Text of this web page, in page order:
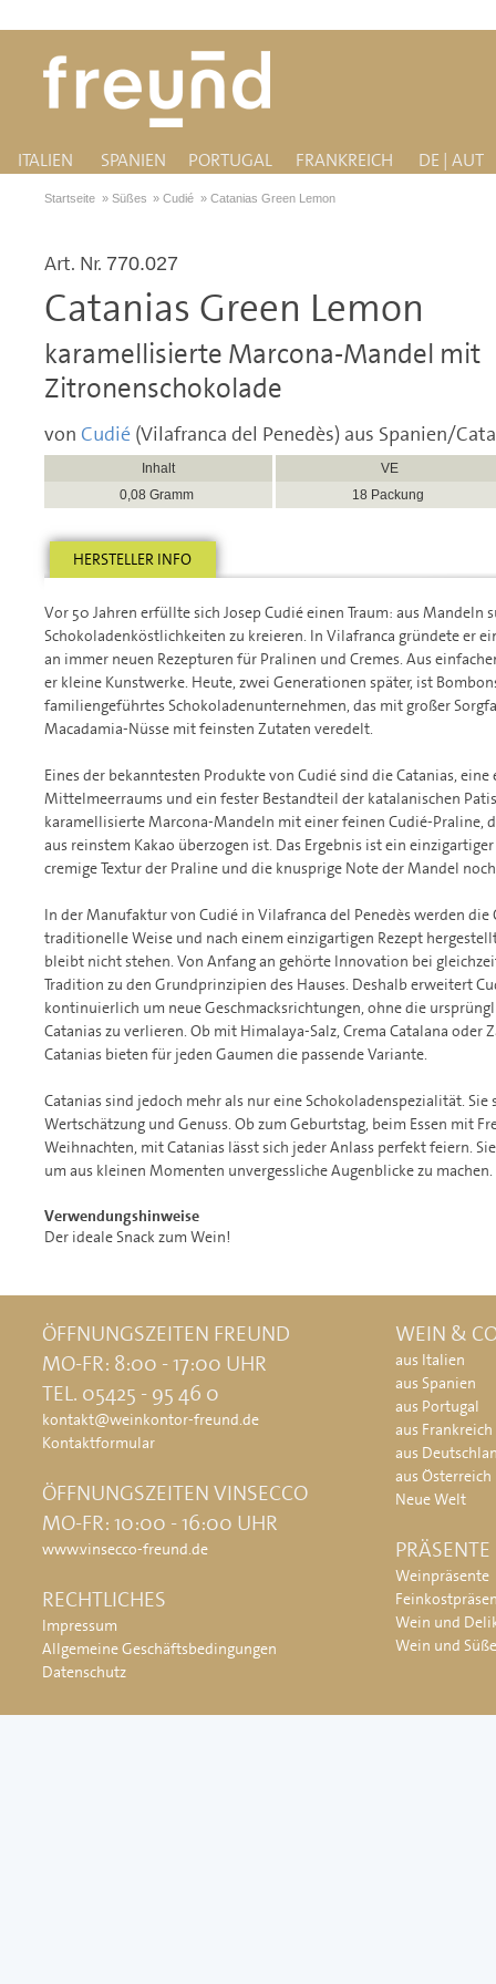
ITALIEN SPANIEN PORTUGAL FRANKREICH DE | AUT
Startseite » Süßes »Cudié »Catanias Green Lemon
Art. Nr. 770.027
Catanias Green Lemon
karamellisierte Marcona-Mandel mit
Zitronenschokolade
von Cudié (Vilafranca del Penedès) aus Spanien/
Inhalt
VE
0,08 Gramm
18 Packung
HERSTELLER INFO
Vor 50 Jahren erfüllte sich Josep Cudié einen Traum: aus Mandeln
Schokoladenköstlichkeiten zu kreieren. In Vilafranca gründete er
an immer neuen Rezepturen für Pralinen und Cremes. Aus
er kleine Kunstwerke. Heute, zwei Generationen später, ist
familiengeführtes Schokoladenunternehmen, das mit großer
Macadamia-Nüsse mit feinsten Zutaten veredelt.
Eines der bekanntesten Produkte von Cudié sind die Catanias, eine
Mittelmeerraums und ein fester Bestandteil der katalanischen
karamellisierte Marcona-Mandeln mit einer feinen Cudié-Praline,
aus reinstem Kakao überzogen ist. Das Ergebnis ist ein
cremige Textur der Praline und die knusprige Note der Mandel
In der Manufaktur von Cudié in Vilafranca del Penedès werden die
traditionelle Weise und nach einem einzigartigen Rezept
bleibt nicht stehen. Von Anfang an gehörte Innovation bei
Tradition zu den Grundprinzipien des Hauses. Deshalb erweitert
kontinuierlich um neue Geschmacksrichtungen, ohne die
Catanias zu verlieren. Ob mit Himalaya-Salz, Crema Catalana oder
Catanias bieten für jeden Gaumen die passende Variante.
Catanias sind jedoch mehr als nur eine Schokoladenspezialität.
Wertschätzung und Genuss. Ob zum Geburtstag, beim Essen mit
Weihnachten, mit Catanias lässt sich jeder Anlass perfekt feiern.
um aus kleinen Momenten unvergessliche Augenblicke zu machen.
Verwendungshinweise
Der ideale Snack zum Wein!
ÖFFNUNGSZEITEN FREUND
MO-FR: 8:00 - 17:00 UHR
TEL. 05425 - 95 46 0
kontakt@weinkontor-freund.de
Kontaktformular
ÖFFNUNGSZEITEN VINSECCO
MO-FR: 10:00 - 16:00 UHR
www.vinsecco-freund.de
RECHTLICHES
Impressum
Allgemeine Geschäftsbedingungen
Datenschutz
WEIN &
aus Italien
aus Spanien
aus Portugal
aus Frankreich
aus
aus Österreich
Neue Welt
PRÄSENTE
Weinpräsente
Wein und
Wein und